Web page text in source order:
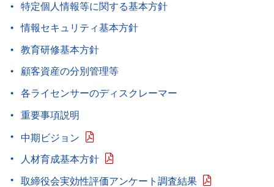
特定個人情報等に関する基本方針
情報セキュリティ基本方針
教育研修基本方針
顧客資産の分別管理等
各ライセンサーのディスクレーマー
重要事項説明
中期ビジョン
人材育成基本方針
取締役会実効性評価アンケート調査結果